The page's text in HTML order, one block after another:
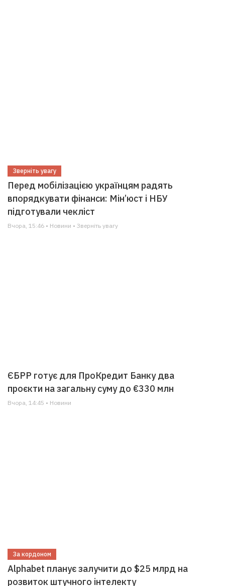
Зверніть увагу
Перед мобілізацією українцям радять
впорядкувати фінанси: Мін’юст і НБУ
підготували чекліст
Вчора, 15:46 • Новини • Зверніть увагу
ЄБРР готує для ПроКредит Банку два
проєкти на загальну суму до €330 млн
Вчора, 14:45 • Новини
За кордоном
Alphabet планує залучити до $25 млрд на
розвиток штучного інтелекту